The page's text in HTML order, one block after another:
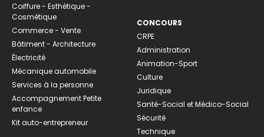
Coiffure - Esthétique -
Cosmétique
Commerce - Vente
Bâtiment - Architecture
Électricité
Mécanique automobile
Services à la personne
Accompagnement Petite
enfance
Kit auto-entrepreneur
CONCOURS
CRPE
Administration
Animation-Sport
Culture
Juridique
Santé-Social et Médico-Social
Sécurité
Technique